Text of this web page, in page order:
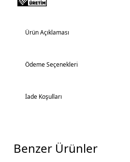
Ürün Açıklaması
Ödeme Seçenekleri
İade Koşulları
Benzer Ürünler